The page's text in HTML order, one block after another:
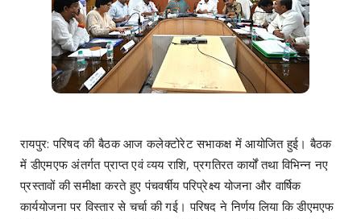
रायपुर: परिषद की बैठक आज कलेक्टोरेट सभाकक्ष में आयोजित हुई। बैठक
में डीएमएफ अंतर्गत प्राप्त एवं व्यय राशि, प्रगतिरत कार्यों तथा विभिन्न नए
प्रस्तावों की समीक्षा करते हुए पंचवर्षीय परिप्रेक्ष्य योजना और वार्षिक
कार्ययोजना पर विस्तार से चर्चा की गई। परिषद ने निर्णय लिया कि डीएमएफ